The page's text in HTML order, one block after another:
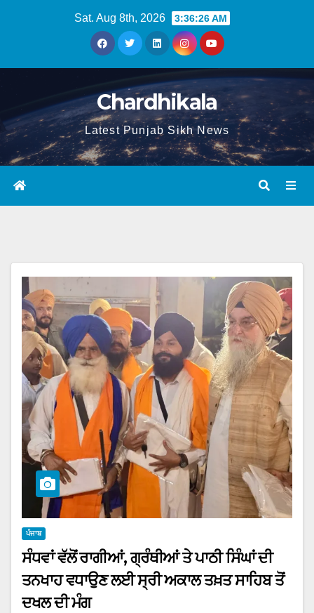
Sat. Aug 8th, 2026 3:36:27 AM
Chardhikala
Latest Punjab Sikh News
ਪੰਜਾਬ
ਸੰਧਵਾਂ ਵੱਲੋਂ ਰਾਗੀਆਂ, ਗ੍ਰੰਥੀਆਂ ਤੇ ਪਾਠੀ ਸਿੰਘਾਂ ਦੀ
ਤਨਖਾਹ ਵਧਾਉਣ ਲਈ ਸ੍ਰੀ ਅਕਾਲ ਤਖ਼ਤ ਸਾਹਿਬ ਤੋਂ
ਦਖਲ ਦੀ ਮੰਗ